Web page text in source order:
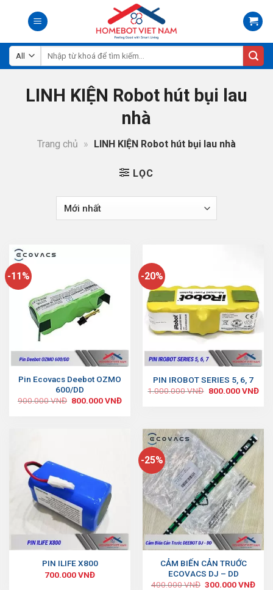
Tìm
LINH KIỆN Robot hút bụi lau
nhà
Trang chủ » LINH KIỆN Robot hút bụi lau nhà
LỌC
-11%
Pin Ecovacs Deebot OZMO
600/DD
900.000VNĐ 800.000VNĐ
-20%
PIN IROBOT SERIES 5, 6, 7
1.000.000VNĐ 800.000VNĐ
PIN ILIFE X800
700.000VNĐ
-25%
CẢM BIẾN CẢN TRUỚC
ECOVACS DJ – DD
400.000VNĐ 300.000VNĐ